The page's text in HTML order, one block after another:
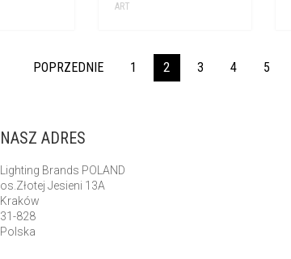
ART
POPRZEDNIE 1 2 3 4 5
NASZ ADRES
Lighting Brands POLAND
os.Złotej Jesieni 13A
Kraków
31-828
Polska